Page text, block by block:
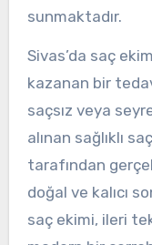
sunmaktadır.
Sivas’da saç
kazanan bir
saçsız veya
alınan sağlıklı
tarafından
doğal ve kalıcı
saç ekimi, ileri